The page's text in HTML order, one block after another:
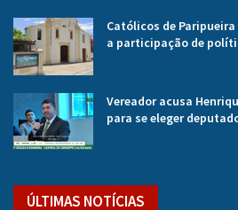
Católicos de
a participação de
Vereador acusa
para se eleger
ÚLTIMAS NOTÍCIAS